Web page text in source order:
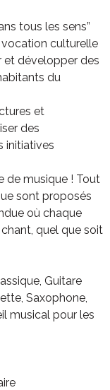
tous les sens”
culturelle
et développer des
du
et
des
initiatives
de musique ! Tout
sont proposés
où chaque
quel que soit
Guitare
Saxophone,
musical pour les